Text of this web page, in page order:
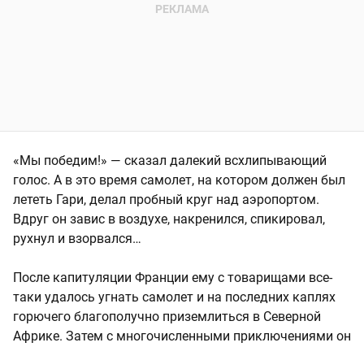
«Мы победим!» — сказал далекий всхлипывающий
голос. А в это время самолет, на котором должен был
лететь Гари, делал пробный круг над аэропортом.
Вдруг он завис в воздухе, накренился, спикировал,
рухнул и взорвался…
После капитуляции Франции ему с товарищами все-
таки удалось угнать самолет и на последних каплях
горючего благополучно приземлиться в Северной
Африке. Затем с многочисленными приключениями он